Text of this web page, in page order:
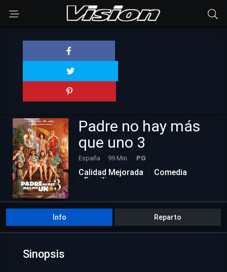
Padre no hay más
que uno 3
España 99 Min. PG
Calidad Mejorada
Comedia
Familia
Info Reparto
Sinopsis